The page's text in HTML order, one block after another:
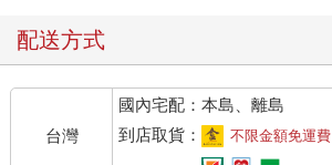
配送方式
台灣
國內宅配：本島、離島
到店取貨：
不限金額免運費